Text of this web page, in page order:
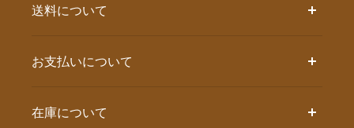
送料について
お支払いについて
在庫について